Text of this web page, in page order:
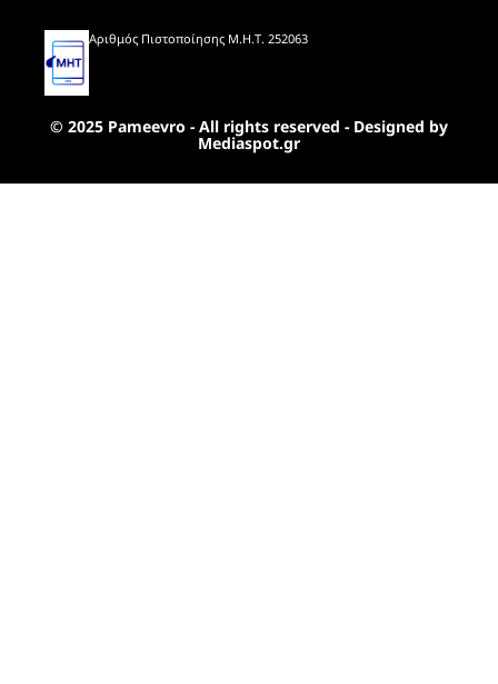
Αριθμός Πιστοποίησης Μ.Η.Τ. 252063
© 2025 Pameevro - All rights reserved - Designed by
Mediaspot.gr